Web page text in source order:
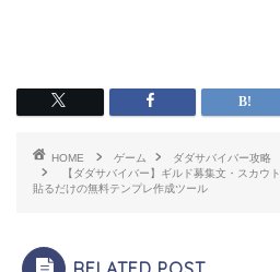
HOME ゲーム
ダダサバイバー攻略
【ダダサバイバー】ギルド募集文・スカウ
貼るだけの無料テンプレ作成ツール